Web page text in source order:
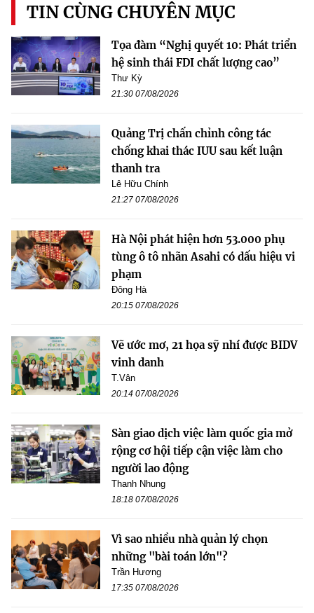
TIN CÙNG CHUYÊN MỤC
Tọa đàm “Nghị quyết 10: Phát triển
hệ sinh thái FDI chất lượng cao”
Thư Kỳ
21:30 07/08/2026
Quảng Trị chấn chỉnh công tác
chống khai thác IUU sau kết luận
thanh tra
Lê Hữu Chính
21:27 07/08/2026
Hà Nội phát hiện hơn 53.000 phụ
tùng ô tô nhãn Asahi có dấu hiệu vi
phạm
Đông Hà
20:15 07/08/2026
Vẽ ước mơ, 21 họa sỹ nhí được BIDV
vinh danh
T.Vân
20:14 07/08/2026
Sàn giao dịch việc làm quốc gia mở
rộng cơ hội tiếp cận việc làm cho
người lao động
Thanh Nhung
18:18 07/08/2026
Vì sao nhiều nhà quản lý chọn
những "bài toán lớn"?
Trần Hương
17:35 07/08/2026